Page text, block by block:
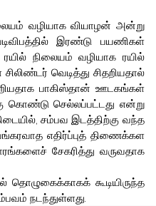
வழியாக வியாழன் அன்று
இரண்டு பயணிகள்
நிலையம் வழியாக ரயில்
வெடித்து சிதறியதால்
பாகிஸ்தான் ஊடகங்கள்
கொண்டு செல்லப்பட்டது என்று
சம்பவ இடத்திற்கு வந்த
எதிர்ப்புத் திணைக்கள
சேகரித்து வருவதாக
தொழுகைக்காகக் கூடியிருந்த
நடந்துள்ளது.